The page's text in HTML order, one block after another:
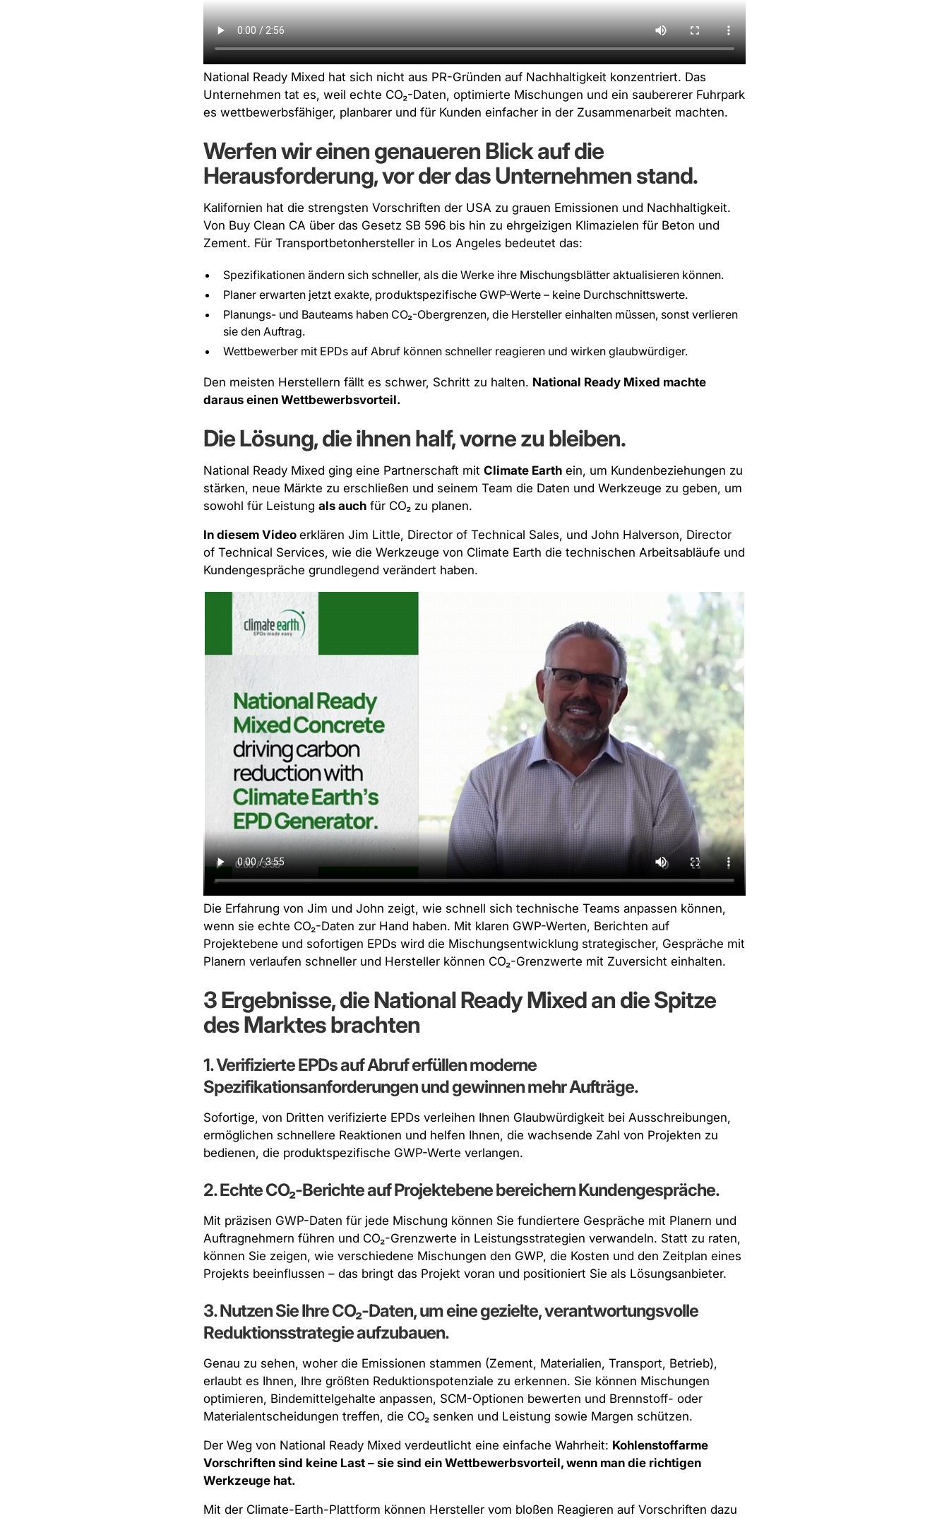
National Ready Mixed hat sich nicht aus PR-Gründen auf Nachhaltigkeit konzentriert. Das
Unternehmen tat es, weil echte CO₂-Daten, optimierte Mischungen und ein saubererer Fuhrpark
es wettbewerbsfähiger, planbarer und für Kunden einfacher in der Zusammenarbeit machten.
Werfen wir einen genaueren Blick auf die
Herausforderung, vor der das Unternehmen stand.
Kalifornien hat die strengsten Vorschriften der USA zu grauen Emissionen und Nachhaltigkeit.
Von Buy Clean CA über das Gesetz SB 596 bis hin zu ehrgeizigen Klimazielen für Beton und
Zement. Für Transportbetonhersteller in Los Angeles bedeutet das:
Spezifikationen ändern sich schneller, als die Werke ihre Mischungsblätter aktualisieren können.
Planer erwarten jetzt exakte, produktspezifische GWP-Werte – keine Durchschnittswerte.
Planungs- und Bauteams haben CO₂-Obergrenzen, die Hersteller einhalten müssen, sonst verlieren
sie den Auftrag.
Wettbewerber mit EPDs auf Abruf können schneller reagieren und wirken glaubwürdiger.
Den meisten Herstellern fällt es schwer, Schritt zu halten. National Ready Mixed machte
daraus einen Wettbewerbsvorteil.
Die Lösung, die ihnen half, vorne zu bleiben.
National Ready Mixed ging eine Partnerschaft mit Climate Earth ein, um Kundenbeziehungen zu
stärken, neue Märkte zu erschließen und seinem Team die Daten und Werkzeuge zu geben, um
sowohl für Leistung als auch für CO₂ zu planen.
In diesem Video erklären Jim Little, Director of Technical Sales, und John Halverson, Director
of Technical Services, wie die Werkzeuge von Climate Earth die technischen Arbeitsabläufe und
Kundengespräche grundlegend verändert haben.
Die Erfahrung von Jim und John zeigt, wie schnell sich technische Teams anpassen können,
wenn sie echte CO₂-Daten zur Hand haben. Mit klaren GWP-Werten, Berichten auf
Projektebene und sofortigen EPDs wird die Mischungsentwicklung strategischer, Gespräche mit
Planern verlaufen schneller und Hersteller können CO₂-Grenzwerte mit Zuversicht einhalten.
3 Ergebnisse, die National Ready Mixed an die Spitze
des Marktes brachten
1. Verifizierte EPDs auf Abruf erfüllen moderne
Spezifikationsanforderungen und gewinnen mehr Aufträge.
Sofortige, von Dritten verifizierte EPDs verleihen Ihnen Glaubwürdigkeit bei Ausschreibungen,
ermöglichen schnellere Reaktionen und helfen Ihnen, die wachsende Zahl von Projekten zu
bedienen, die produktspezifische GWP-Werte verlangen.
2. Echte CO₂-Berichte auf Projektebene bereichern Kundengespräche.
Mit präzisen GWP-Daten für jede Mischung können Sie fundiertere Gespräche mit Planern und
Auftragnehmern führen und CO₂-Grenzwerte in Leistungsstrategien verwandeln. Statt zu raten,
können Sie zeigen, wie verschiedene Mischungen den GWP, die Kosten und den Zeitplan eines
Projekts beeinflussen – das bringt das Projekt voran und positioniert Sie als Lösungsanbieter.
3. Nutzen Sie Ihre CO₂-Daten, um eine gezielte, verantwortungsvolle
Reduktionsstrategie aufzubauen.
Genau zu sehen, woher die Emissionen stammen (Zement, Materialien, Transport, Betrieb),
erlaubt es Ihnen, Ihre größten Reduktionspotenziale zu erkennen. Sie können Mischungen
optimieren, Bindemittelgehalte anpassen, SCM-Optionen bewerten und Brennstoff- oder
Materialentscheidungen treffen, die CO₂ senken und Leistung sowie Margen schützen.
Der Weg von National Ready Mixed verdeutlicht eine einfache Wahrheit: Kohlenstoffarme
Vorschriften sind keine Last – sie sind ein Wettbewerbsvorteil, wenn man die richtigen
Werkzeuge hat.
Mit der Climate-Earth-Plattform können Hersteller vom bloßen Reagieren auf Vorschriften dazu